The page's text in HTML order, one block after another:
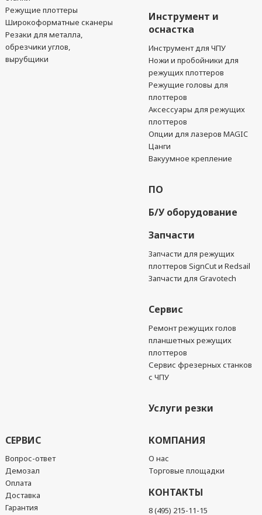
Режущие плоттеры
Широкоформатные сканеры
Резаки для металла,
обрезчики углов,
вырубщики
Инструмент и
оснастка
Инструмент для ЧПУ
Ножи и пробойники для
режущих плоттеров
Режущие головы для
плоттеров
Аксессуары для режущих
плоттеров
Опции для лазеров MAGIC
Цанги
Вакуумное крепление
ПО
Б/У оборудование
Запчасти
Запчасти для режущих
плоттеров SignCut и Redsail
Запчасти для Gravotech
Сервис
Ремонт режущих голов
планшетных режущих
плоттеров
Сервис фрезерных станков
с ЧПУ
Услуги резки
СЕРВИС
Вопрос-ответ
Демозал
Оплата
Доставка
Гарантия
КОМПАНИЯ
О нас
Торговые площадки
КОНТАКТЫ
8 (495) 215-11-15